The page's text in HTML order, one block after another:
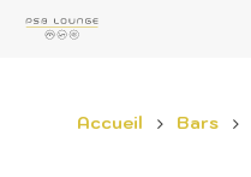
Accueil Bars